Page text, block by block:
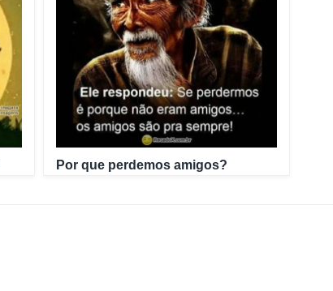
Por que perdemos amigos?